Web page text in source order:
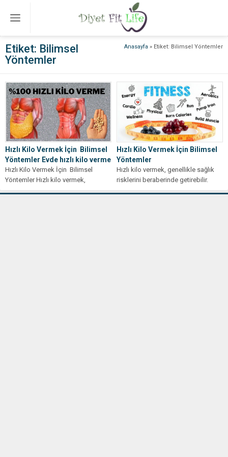
Anasayfa » Etiket: Bilimsel Yöntemler
Etiket: Bilimsel
Yöntemler
Hızlı Kilo Vermek İçin Bilimsel
Yöntemler Evde hızlı kilo verme
Hızlı Kilo Vermek İçin Bilimsel
Yöntemler Hızlı kilo vermek,
genellikle sağlık risklerini
Hızlı Kilo Vermek İçin Bilimsel
Yöntemler
Hızlı kilo vermek, genellikle sağlık
risklerini beraberinde getirebilir.
Ancak, bilimsel olarak desteklenen